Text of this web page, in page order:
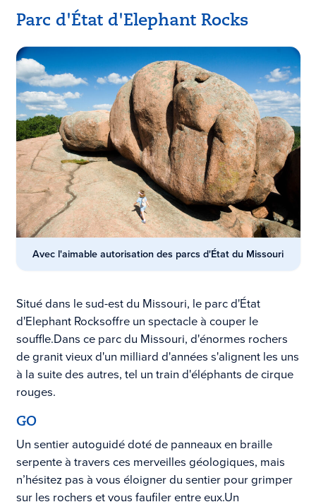
Parc d'État d'Elephant Rocks
Avec l'aimable autorisation des parcs d'État du Missouri
Situé dans le sud-est du Missouri, le parc d'État
d'Elephant Rocksoffre un spectacle à couper le
souffle.Dans ce parc du Missouri, d'énormes rochers
de granit vieux d'un milliard d'années s'alignent les uns
à la suite des autres, tel un train d'éléphants de cirque
rouges.
GO
Un sentier autoguidé doté de panneaux en braille
serpente à travers ces merveilles géologiques, mais
n’hésitez pas à vous éloigner du sentier pour grimper
sur les rochers et vous faufiler entre eux.Un